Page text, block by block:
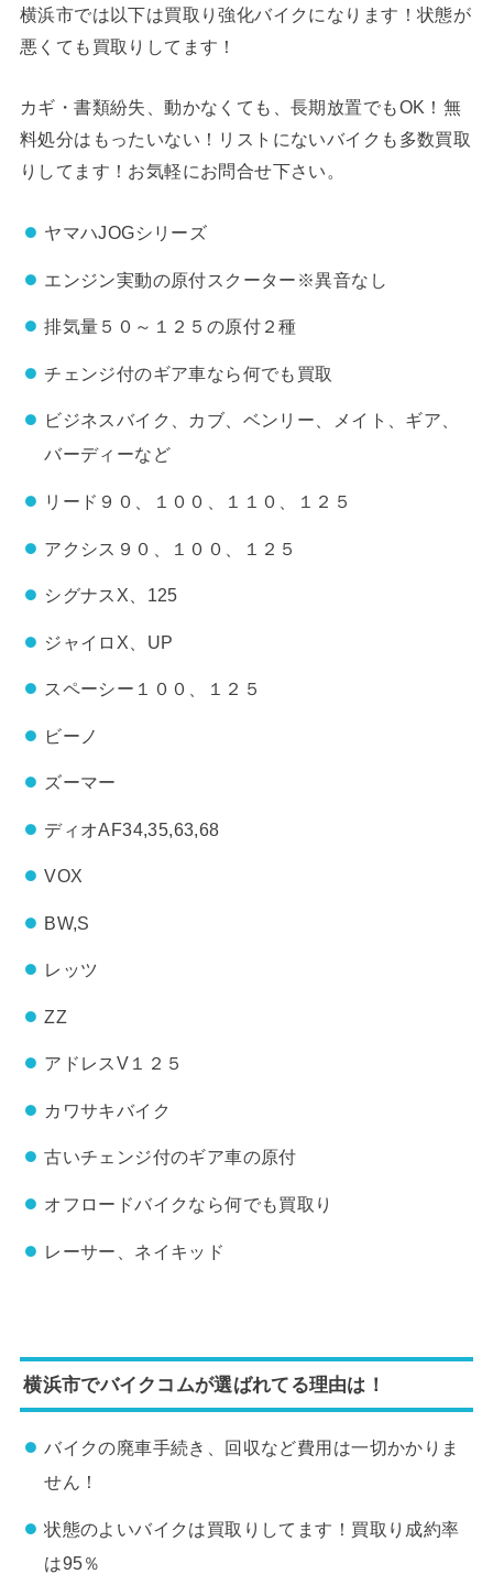
横浜市では以下は買取り強化バイクになります！状態が
悪くても買取りしてます！
カギ・書類紛失、動かなくても、長期放置でもOK！無
料処分はもったいない！リストにないバイクも多数買取
りしてます！お気軽にお問合せ下さい。
ヤマハJOGシリーズ
エンジン実動の原付スクーター※異音なし
排気量５０～１２５の原付２種
チェンジ付のギア車なら何でも買取
ビジネスバイク、カブ、ベンリー、メイト、ギア、
バーディーなど
リード９０、１００、１１０、１２５
アクシス９０、１００、１２５
シグナスX、125
ジャイロX、UP
スペーシー１００、１２５
ビーノ
ズーマー
ディオAF34,35,63,68
VOX
BW,S
レッツ
ZZ
アドレスV１２５
カワサキバイク
古いチェンジ付のギア車の原付
オフロードバイクなら何でも買取り
レーサー、ネイキッド
横浜市でバイクコムが選ばれてる理由は！
バイクの廃車手続き、回収など費用は一切かかりま
せん！
状態のよいバイクは買取りしてます！買取り成約率
は95％